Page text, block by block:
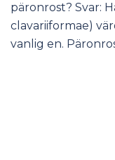
päronrost? Svar:
clavariiformae)
vanlig en.